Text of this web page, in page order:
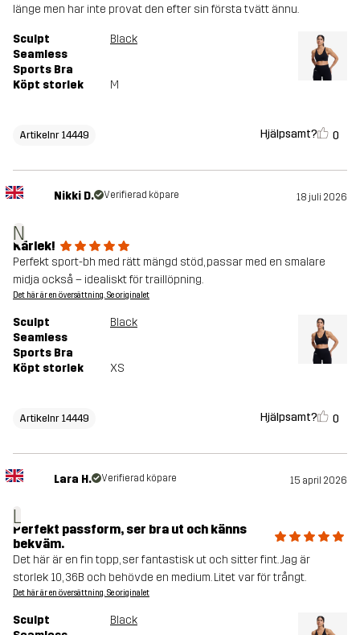
länge men har inte provat den efter sin första tvätt ännu.
Sculpt
Seamless
Sports Bra
Black
Köpt storlek M
Artikelnr 14449 Hjälpsamt? 0
N
Nikki D. Verifierad köpare 18 juli 2026
Kärlek!
Perfekt sport-bh med rätt mängd stöd, passar med en smalare
midja också – idealiskt för traillöpning.
Det här är en översättning. Se originalet
Sculpt
Seamless
Sports Bra
Black
Köpt storlek XS
Artikelnr 14449 Hjälpsamt? 0
L
Lara H. Verifierad köpare 15 april 2026
Perfekt passform, ser bra ut och känns
bekväm.
Det här är en fin topp, ser fantastisk ut och sitter fint. Jag är
storlek 10, 36B och behövde en medium. Litet var för trångt.
Det här är en översättning. Se originalet
Sculpt
Black